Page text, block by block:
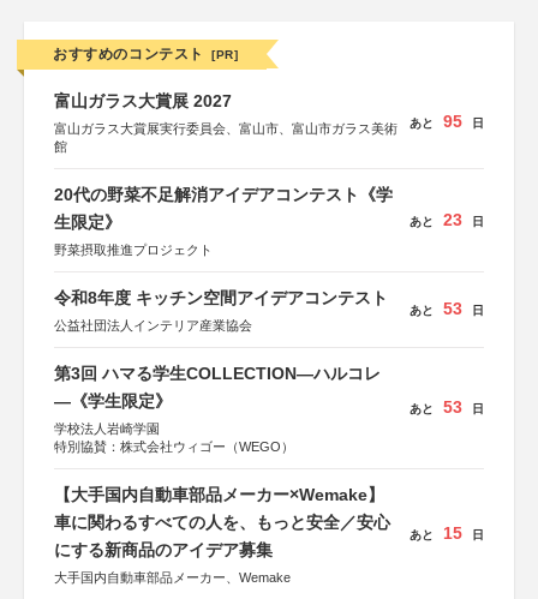
おすすめのコンテスト [PR]
富山ガラス大賞展 2027
富山ガラス大賞展実行委員会、富山市、富山市ガラス美術
館
あと 95 日
20代の野菜不足解消アイデアコンテスト《学
生限定》
野菜摂取推進プロジェクト
あと 23 日
令和8年度 キッチン空間アイデアコンテスト
公益社団法人インテリア産業協会
あと 53 日
第3回 ハマる学生COLLECTION―ハルコレ
―《学生限定》
学校法人岩崎学園
特別協賛：株式会社ウィゴー（WEGO）
あと 53 日
【大手国内自動車部品メーカー×Wemake】
車に関わるすべての人を、もっと安全／安心
にする新商品のアイデア募集
大手国内自動車部品メーカー、Wemake
あと 15 日